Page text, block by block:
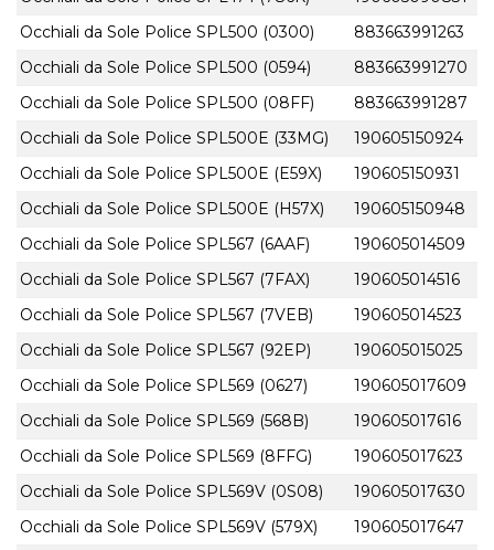
Occhiali da Sole Police SPL500 (0300)
883663991263
Occhiali da Sole Police SPL500 (0594)
883663991270
Occhiali da Sole Police SPL500 (08FF)
883663991287
Occhiali da Sole Police SPL500E (33MG)
190605150924
Occhiali da Sole Police SPL500E (E59X)
190605150931
Occhiali da Sole Police SPL500E (H57X)
190605150948
Occhiali da Sole Police SPL567 (6AAF)
190605014509
Occhiali da Sole Police SPL567 (7FAX)
190605014516
Occhiali da Sole Police SPL567 (7VEB)
190605014523
Occhiali da Sole Police SPL567 (92EP)
190605015025
Occhiali da Sole Police SPL569 (0627)
190605017609
Occhiali da Sole Police SPL569 (568B)
190605017616
Occhiali da Sole Police SPL569 (8FFG)
190605017623
Occhiali da Sole Police SPL569V (0S08)
190605017630
Occhiali da Sole Police SPL569V (579X)
190605017647